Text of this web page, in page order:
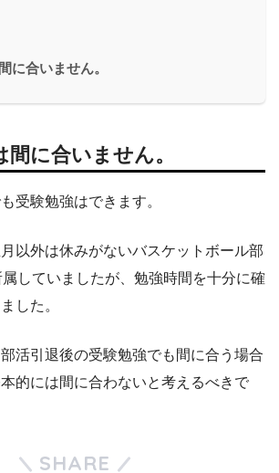
に合いません。
に合いません。
受験勉強はできます。
以外は休みがないバスケットボール部
していましたが、勉強時間を十分に確
した。
活引退後の受験勉強でも間に合う場合
的には間に合わないと考えるべきで
SHARE